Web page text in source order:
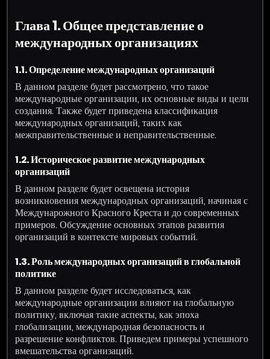
Глава 1. Общее представление о
международных организациях
1.1. Определение международных организаций
В данном разделе будет рассмотрено, что такое
международные организации, их основные виды и цели
создания. Также будет приведена классификация
международных организаций, таких как
межправительственные и неправительственные.
1.2. Историческое развитие международных
организаций
В данном разделе будет освещена история
возникновения международных организаций, начиная с
Междунарожного Красного Креста и до современных
примеров. Обсуждение основных этапов развития
организаций в контексте мировых событий.
1.3. Роль международных организаций в глобальной
политике
В данном разделе будет исследоваться, как
международные организации влияют на глобальную
политику, включая такие аспекты, как эпоха
глобализации, международная безопасность и
разрешение конфликтов. Приведем примеры успешного
вмешательства организаций.